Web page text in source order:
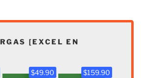
[EXCEL EN
$49.90 $159.90